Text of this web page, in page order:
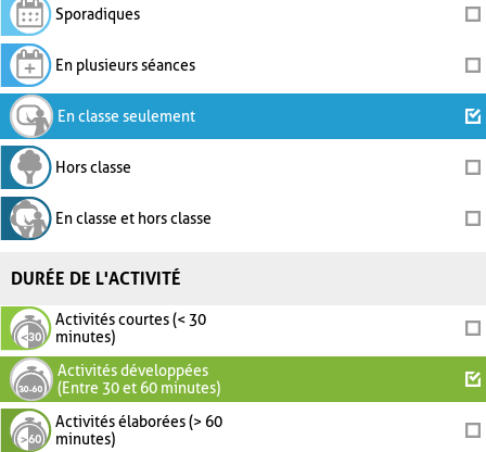
Sporadiques
En plusieurs séances
En classe seulement
Hors classe
En classe et hors classe
DURÉE DE L'ACTIVITÉ
Activités courtes (< 30
minutes)
Activités développées
(Entre 30 et 60 minutes)
Activités élaborées (> 60
minutes)